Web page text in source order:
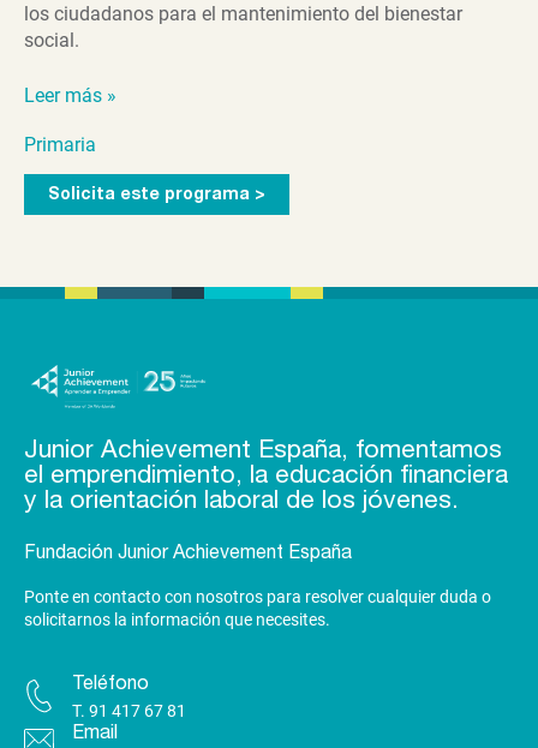
los ciudadanos para el mantenimiento del bienestar
social.
Nuestra
Leer más »
Primaria
Solicita este programa >
Junior Achievement España, fomentamos
el emprendimiento, la educación financiera
y la orientación laboral de los jóvenes.
Fundación Junior Achievement España
Ponte en contacto con nosotros para resolver cualquier duda o
solicitarnos la información que necesites.
Teléfono
T. 91 417 67 81
Email